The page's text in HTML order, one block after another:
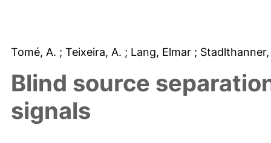
Tomé, A. ; Teixeira, A. ; Lang, Elmar ;
Blind source
signals